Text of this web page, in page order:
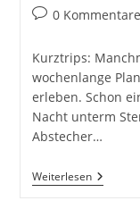
Beitrags-
0 Kommentare
Kurztrips:
wochenlange
erleben. Schon
Nacht unterm
Abstecher…
WeiterlesenKurztrips
Und